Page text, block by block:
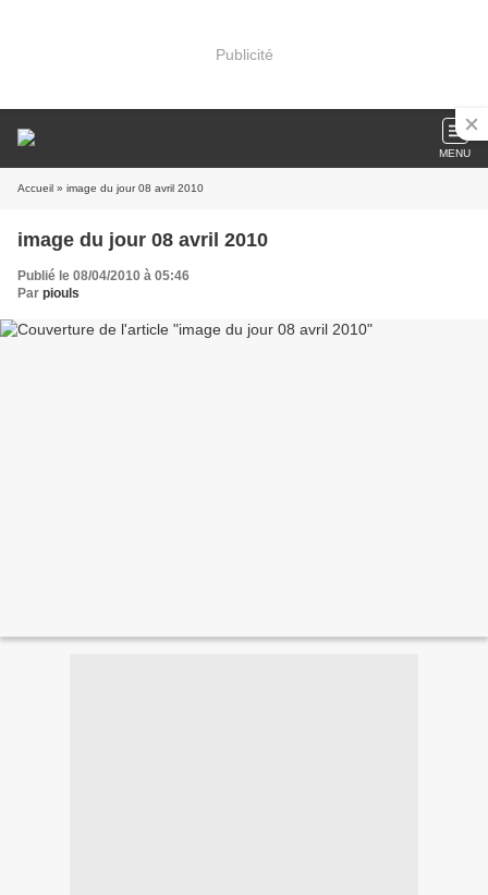
Publicité
MENU
Accueil » image du jour 08 avril 2010
image du jour 08 avril 2010
Publié le 08/04/2010 à 05:46
Par piouls